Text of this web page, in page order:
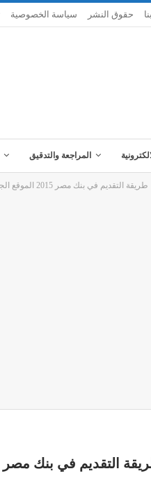
سياسة الخصوصية حقوق النشر
المراجعة والتدقيق
طريقة التقديم في بنك مصر 2015 الموقع الجديد لبنك مصر
التقديم في بنك مصر 2015 الموقع الجديد لبنك مصر